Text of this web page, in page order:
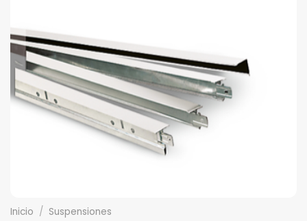
Inicio / Suspensiones